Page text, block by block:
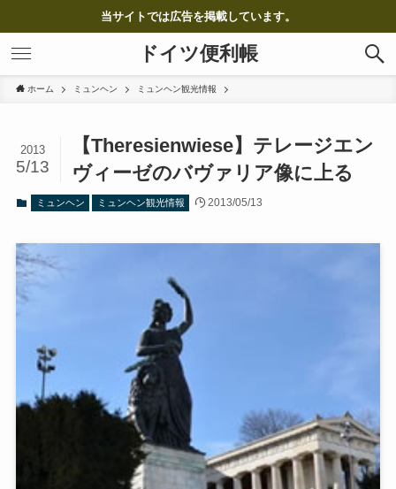
当サイトでは広告を掲載しています。
ドイツ便利帳
ホーム ミュンヘン ミュンヘン観光情報
【Theresienwiese】テレージエン
ヴィーゼのバヴァリア像に上る
2013
5/13
ミュンヘン ミュンヘン観光情報 2013/05/13